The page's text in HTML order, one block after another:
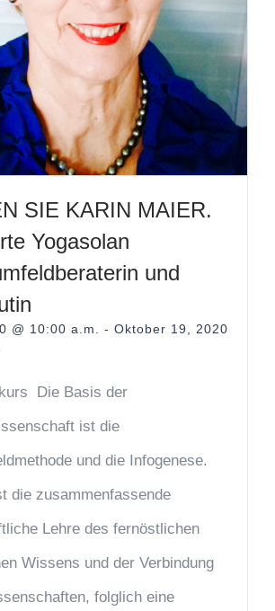
SIE KARIN MAIER.
Yogasolan
und
@ 10:00 a.m. - Oktober 19, 2020
Die Basis der
ist die
und die Infogenese.
die zusammenfassende
Lehre des fernöstlichen
Wissens und der Verbindung
folglich eine